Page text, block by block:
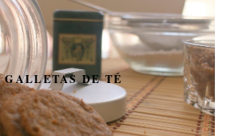
GALLETAS DE TÉ